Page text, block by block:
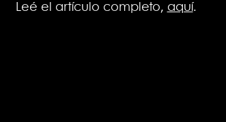
Leé el artículo completo, aquí.